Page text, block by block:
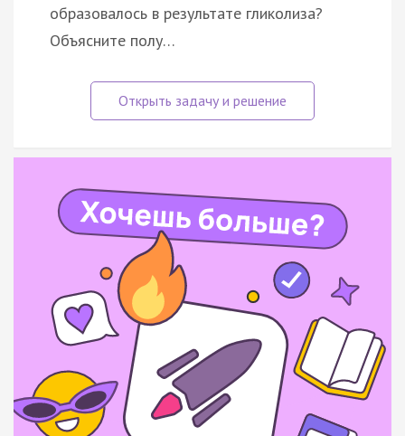
образовалось в результате гликолиза?
Объясните полу…